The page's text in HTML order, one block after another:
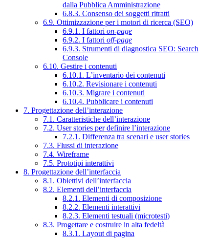
dalla Pubblica Amministrazione
6.8.3. Consenso dei soggetti ritratti
6.9. Ottimizzazione per i motori di ricerca (SEO)
6.9.1. I fattori on-page
6.9.2. I fattori off-page
6.9.3. Strumenti di diagnostica SEO: Search
Console
6.10. Gestire i contenuti
6.10.1. L’inventario dei contenuti
6.10.2. Revisionare i contenuti
6.10.3. Migrare i contenuti
6.10.4. Pubblicare i contenuti
7. Progettazione dell’interazione
7.1. Caratteristiche dell’interazione
7.2. User stories per definire l’interazione
7.2.1. Differenza tra scenari e user stories
7.3. Flussi di interazione
7.4. Wireframe
7.5. Prototipi interattivi
8. Progettazione dell’interfaccia
8.1. Obiettivi dell’interfaccia
8.2. Elementi dell’interfaccia
8.2.1. Elementi di composizione
8.2.2. Elementi interattivi
8.2.3. Elementi testuali (microtesti)
8.3. Progettare e costruire in alta fedeltà
8.3.1. Layout di pagina